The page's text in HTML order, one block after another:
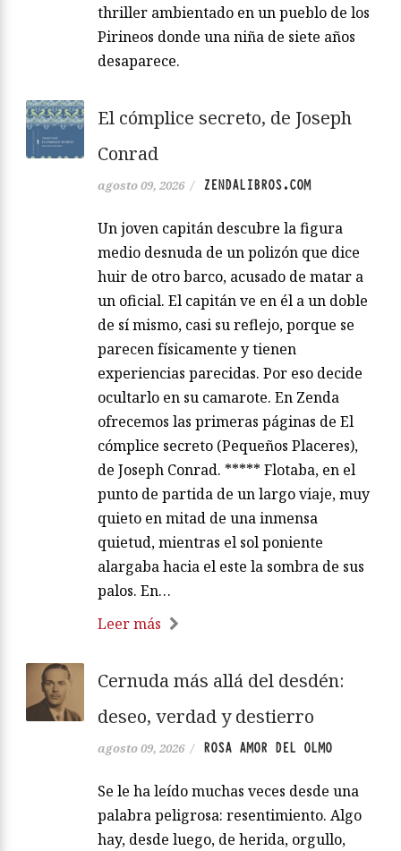
thriller ambientado en un pueblo de los
Pirineos donde una niña de siete años
desaparece.
El cómplice secreto, de Joseph
Conrad
agosto 09, 2026 / ZENDALIBROS.COM
Un joven capitán descubre la figura
medio desnuda de un polizón que dice
huir de otro barco, acusado de matar a
un oficial. El capitán ve en él a un doble
de sí mismo, casi su reflejo, porque se
parecen físicamente y tienen
experiencias parecidas. Por eso decide
ocultarlo en su camarote. En Zenda
ofrecemos las primeras páginas de El
cómplice secreto (Pequeños Placeres),
de Joseph Conrad. ***** Flotaba, en el
punto de partida de un largo viaje, muy
quieto en mitad de una inmensa
quietud, mientras el sol poniente
alargaba hacia el este la sombra de sus
palos. En…
Leer más
Cernuda más allá del desdén:
deseo, verdad y destierro
agosto 09, 2026 / ROSA AMOR DEL OLMO
Se le ha leído muchas veces desde una
palabra peligrosa: resentimiento. Algo
hay, desde luego, de herida, orgullo,